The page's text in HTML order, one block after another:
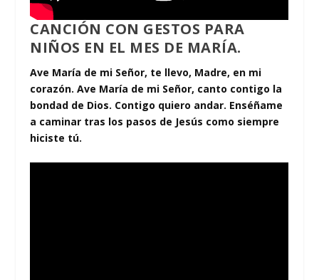
CANCIÓN CON GESTOS PARA
NIÑOS EN EL MES DE MARÍA.
Ave María de mi Señor, te llevo, Madre, en mi
corazón. Ave María de mi Señor, canto contigo la
bondad de Dios. Contigo quiero andar. Enséñame
a caminar tras los pasos de Jesús como siempre
hiciste tú.